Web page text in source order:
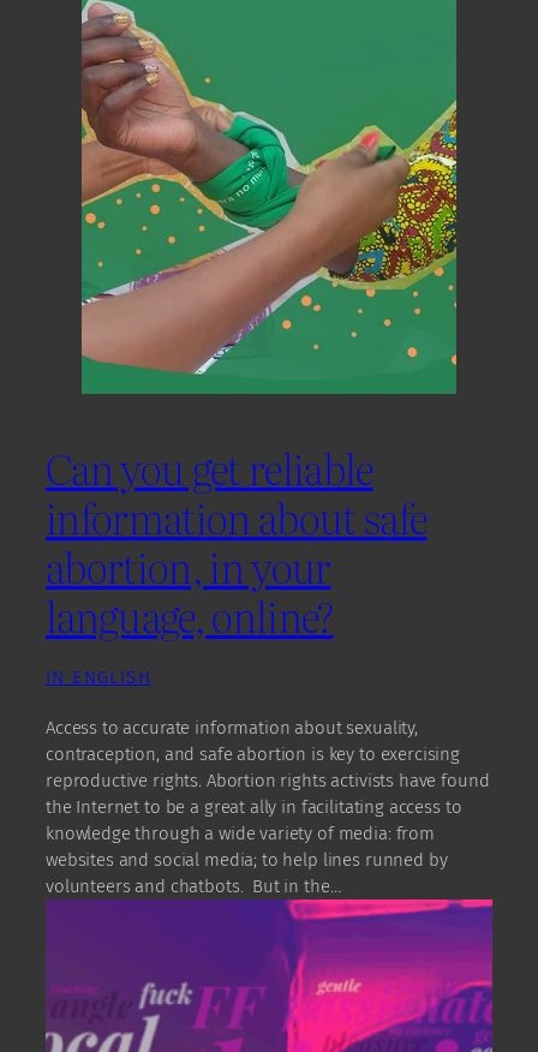
Can you get reliable
information about safe
abortion, in your
language, online?
IN ENGLISH
Access to accurate information about sexuality,
contraception, and safe abortion is key to exercising
reproductive rights. Abortion rights activists have found
the Internet to be a great ally in facilitating access to
knowledge through a wide variety of media: from
websites and social media; to help lines runned by
volunteers and chatbots. But in the…